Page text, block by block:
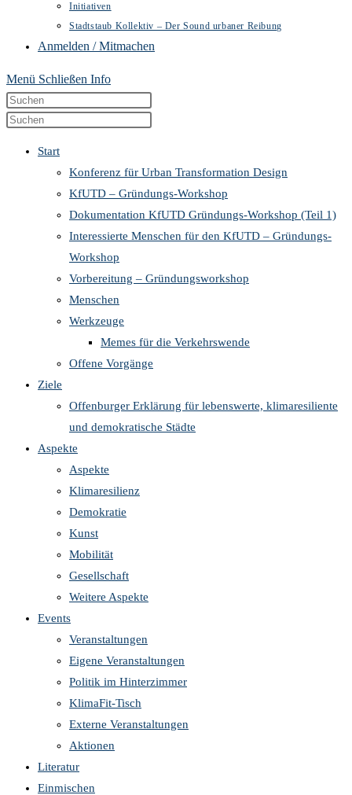
Initiativen
Stadtstaub Kollektiv – Der Sound urbaner Reibung
Anmelden / Mitmachen
Menü Schließen Info
Diese
Website
the
search
panel.
close
the
search
panel.
Start
Konferenz für Urban Transformation Design
KfUTD – Gründungs-Workshop
Dokumentation KfUTD Gründungs-Workshop (Teil 1)
Interessierte Menschen für den KfUTD – Gründungs-
Workshop
Vorbereitung – Gründungsworkshop
Menschen
Werkzeuge
Memes für die Verkehrswende
Offene Vorgänge
Ziele
Offenburger Erklärung für lebenswerte, klimaresiliente
und demokratische Städte
Aspekte
Aspekte
Klimaresilienz
Demokratie
Kunst
Mobilität
Gesellschaft
Weitere Aspekte
Events
Veranstaltungen
Eigene Veranstaltungen
Politik im Hinterzimmer
KlimaFit-Tisch
Externe Veranstaltungen
Aktionen
Literatur
Einmischen